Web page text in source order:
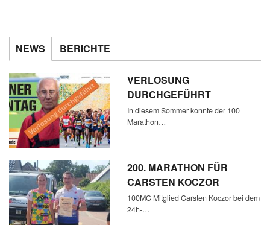
NEWS BERICHTE
VERLOSUNG
DURCHGEFÜHRT
In diesem Sommer konnte der 100
Marathon…
200. MARATHON FÜR
CARSTEN KOCZOR
100MC Mitglied Carsten Koczor bei dem
24h-…